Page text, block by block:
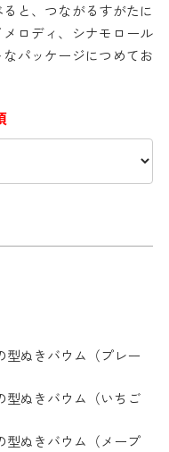
と、つながるすがたに
ロディ、シナモロール
パッケージにつめてお
型ぬきバウム（プレー
型ぬきバウム（いちご
型ぬきバウム（メープ